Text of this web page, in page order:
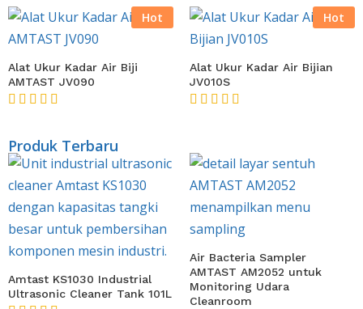
Hot
Alat Ukur Kadar Air Biji
AMTAST JV090
Hot
Alat Ukur Kadar Air Bijian
JV010S
Produk Terbaru
Amtast KS1030 Industrial
Ultrasonic Cleaner Tank 101L
Air Bacteria Sampler
AMTAST AM2052 untuk
Monitoring Udara
Cleanroom